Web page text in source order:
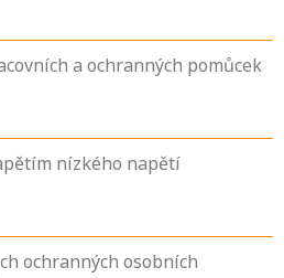
a ochranných pomůcek
nízkého napětí
ochranných osobních